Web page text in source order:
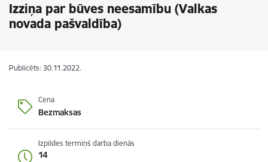
Izziņa par būves neesamību (Valkas
novada pašvaldība)
Publicēts: 30.11.2022.
Cena
Bezmaksas
Izpildes termiņš darba dienās
14